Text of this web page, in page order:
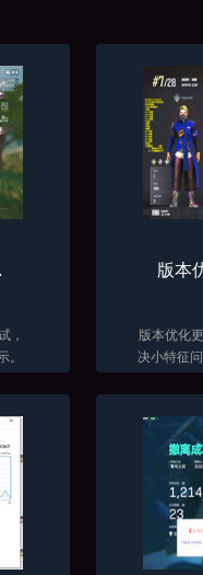
，
。
版本
版本优化更新了
决小特征